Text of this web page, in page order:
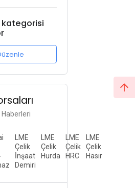
Haberleri
LME
Çelik
İnşaat
Demiri
LME
Çelik
Hurda
LME
Çelik
HRC
LME
Çelik
Hasır